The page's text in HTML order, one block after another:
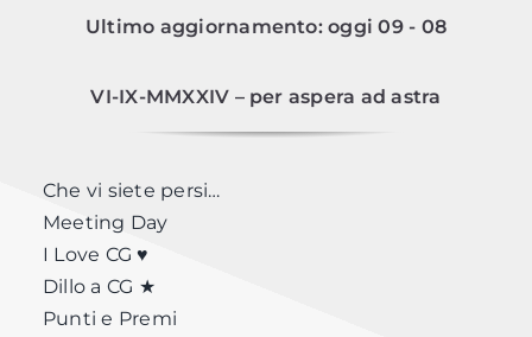
Ultimo aggiornamento: oggi 09 - 08
VI-IX-MMXXIV – per aspera ad astra
Che vi siete persi…
Meeting Day
I Love CG ♥
Dillo a CG ★
Punti e Premi